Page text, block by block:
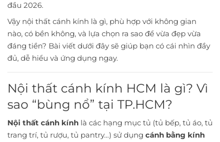
đầu 2026.
Vậy nội thất cánh kính là gì, phù hợp với không gian
nào, có bền không, và lựa chọn ra sao để vừa đẹp vừa
đáng tiền? Bài viết dưới đây sẽ giúp bạn có cái nhìn đầy
đủ, dễ hiểu và ứng dụng ngay.
Nội thất cánh kính HCM là gì? Vì
sao “bùng nổ” tại TP.HCM?
Nội thất cánh kính là các hạng mục tủ (tủ bếp, tủ áo, tủ
trang trí, tủ rượu, tủ pantry…) sử dụng cánh bằng kính